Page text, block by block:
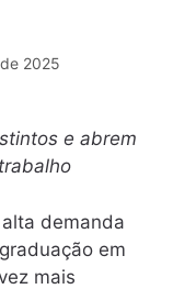
2025
e abrem
demanda
em
mais